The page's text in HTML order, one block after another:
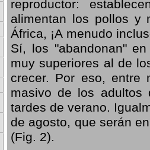
reproductor:
alimentan los pollos y
África, ¡A menudo
Sí, los "abandonan"
muy superiores al de
crecer. Por eso, entre
masivo de los adultos
tardes de verano.
de agosto, que serán
(Fig. 2).